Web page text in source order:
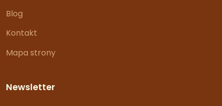
Blog
Kontakt
Mapa strony
Newsletter